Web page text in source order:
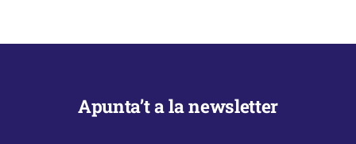
Apunta’t a la newsletter